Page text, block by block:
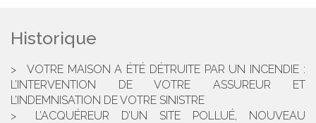
Historique
VOTRE MAISON A ÉTÉ DÉTRUITE PAR UN INCENDIE :
L’INTERVENTION DE VOTRE ASSUREUR ET
L’INDEMNISATION DE VOTRE SINISTRE
L’ACQUÉREUR D’UN SITE POLLUÉ, NOUVEAU